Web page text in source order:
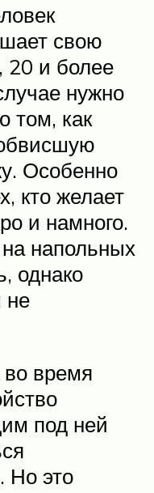
свою
20 и более
нужно
том, как
Особенно
кто желает
и намного.
напольных
однако
не
время
под ней
Но это